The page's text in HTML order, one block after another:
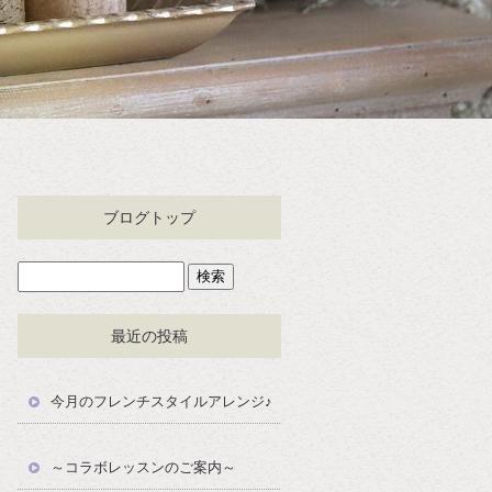
ブログトップ
最近の投稿
今月のフレンチスタイルアレンジ♪
～コラボレッスンのご案内～